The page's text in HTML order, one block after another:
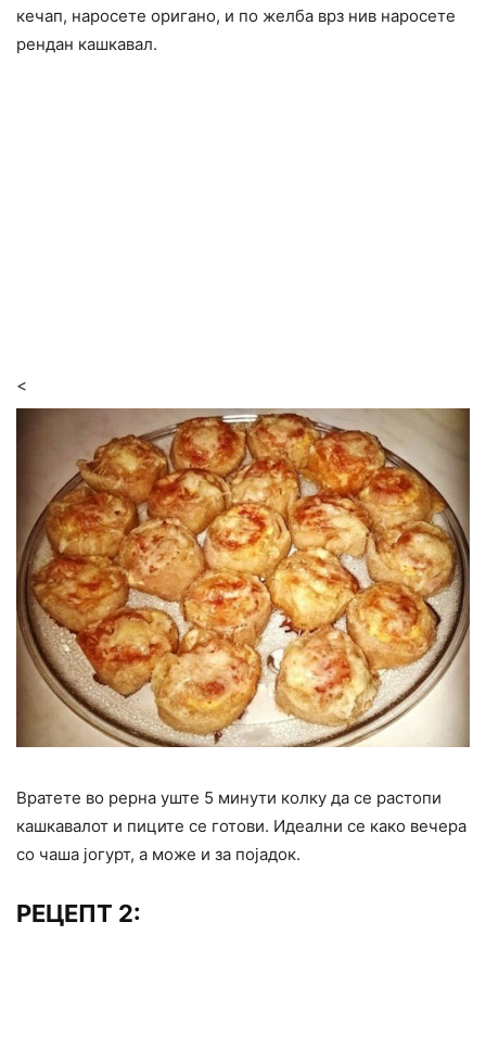
кечап, наросете оригано, и по желба врз нив наросете
рендан кашкавал.
<
Вратете во рерна уште 5 минути колку да се растопи
кашкавалот и пиците се готови. Идеални се како вечера
со чаша јогурт, а може и за појадок.
РЕЦЕПТ 2: